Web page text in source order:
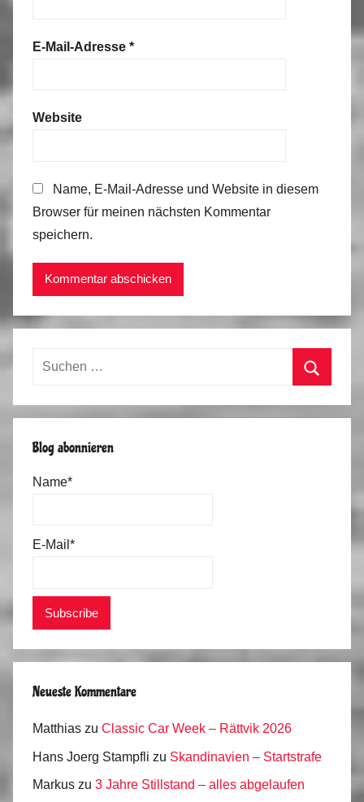
E-Mail-Adresse *
Website
Name, E-Mail-Adresse und Website in diesem
Browser für meinen nächsten Kommentar
speichern.
Suchen
Blog abonnieren
Name*
E-Mail*
Neueste Kommentare
Matthias zu Classic Car Week – Rättvik 2026
Hans Joerg Stampfli zu Skandinavien – Startstrafe
Markus zu 3 Jahre Stillstand – alles abgelaufen